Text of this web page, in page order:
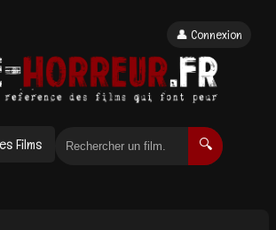
Films 🔍
👤 Connexion